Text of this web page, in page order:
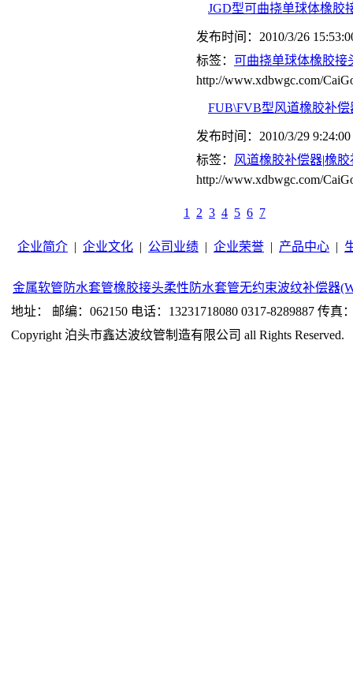
JGD型可曲挠单球体橡胶
发布时间：2010/3/26
标签： 可曲挠单球体橡胶接
http://www.xdbwgc.com/
FUB\FVB型风道橡胶补偿
发布时间：2010/3/29 9:24:00
标签： 风道橡胶补偿器|橡胶
http://www.xdbwgc.com/
1 2 3 4 5 6 7
企业简介 | 企业文化 | 公司业绩 | 企业荣誉 | 产品中心 |
金属软管 防水套管橡胶接头柔性防水套管无约束波纹补偿器
地址： 邮编：062150 电话：13231718080 0317-8289887 传真
Copyright 泊头市鑫达波纹管制造有限公司 all Rights Reserved.